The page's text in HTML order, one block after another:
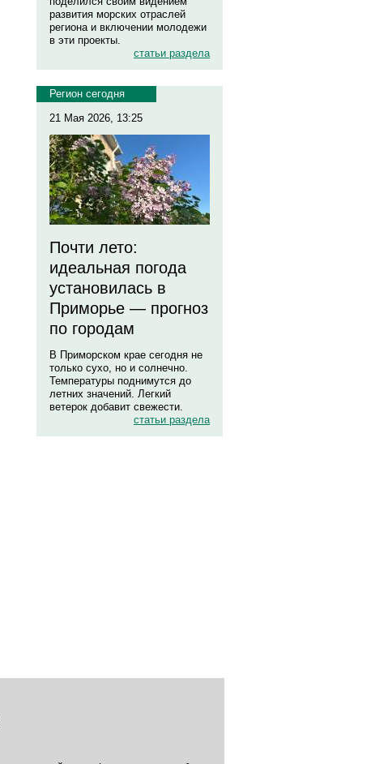
развития морских отраслей
региона и включении молодежи
в эти проекты.
статьи раздела
Регион сегодня
21 Мая 2026, 13:25
Почти лето:
идеальная погода
установилась в
Приморье — прогноз
по городам
В Приморском крае сегодня не
только сухо, но и солнечно.
Температуры поднимутся до
летних значений. Легкий
ветерок добавит свежести.
статьи раздела